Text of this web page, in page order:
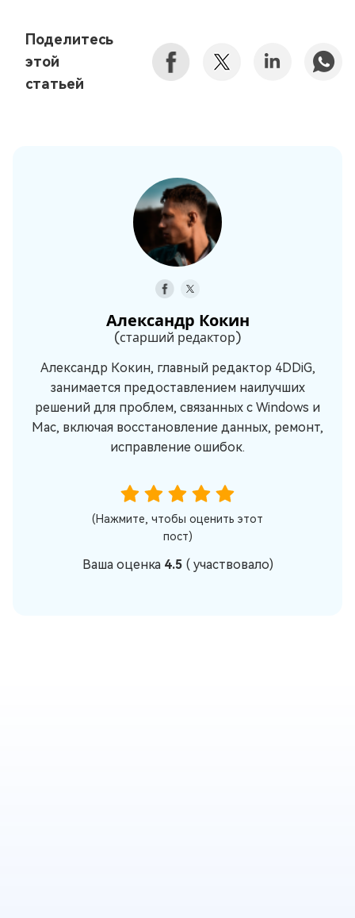
Поделитесь
этой
статьей
Александр Кокин
(старший редактор)
Александр Кокин, главный редактор 4DDiG,
занимается предоставлением наилучших
решений для проблем, связанных с Windows и
Mac, включая восстановление данных, ремонт,
исправление ошибок.
(Нажмите, чтобы оценить этот
пост)
Ваша оценка 4.5 ( участвовало)